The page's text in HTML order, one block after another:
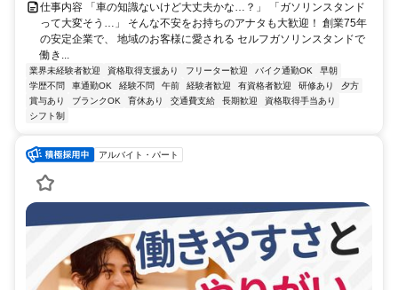
仕事内容 「車の知識ないけど大丈夫かな…？」 「ガソリンスタンド
って大変そう…」 そんな不安をお持ちのアナタも大歓迎！ 創業75年
の安定企業で、 地域のお客様に愛される セルフガソリンスタンドで
働き...
業界未経験者歓迎 資格取得支援あり フリーター歓迎 バイク通勤OK
早朝
学歴不問
車通勤OK 経験不問 午前 経験者歓迎 有資格者歓迎 研修あり
夕方
賞与あり
ブランクOK 育休あり 交通費支給 長期歓迎
資格取得手当あり
シフト制
アルバイト・パート